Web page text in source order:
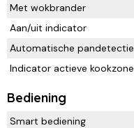
Met wokbrander
Aan/uit indicator
Automatische pandetectie
Indicator actieve kookzone
Bediening
Smart bediening